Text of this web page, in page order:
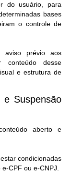
do usuário, para
bases
o controle de
aviso prévio aos
conteúdo desse
e estrutura de
Suspensão
aberto e
condicionadas
CPF ou e-CNPJ.